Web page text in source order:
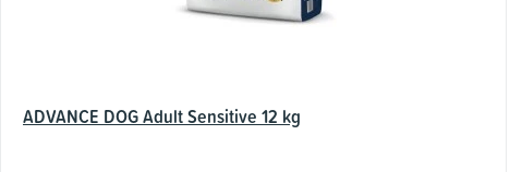
ADVANCE DOG Adult Sensitive 12 kg